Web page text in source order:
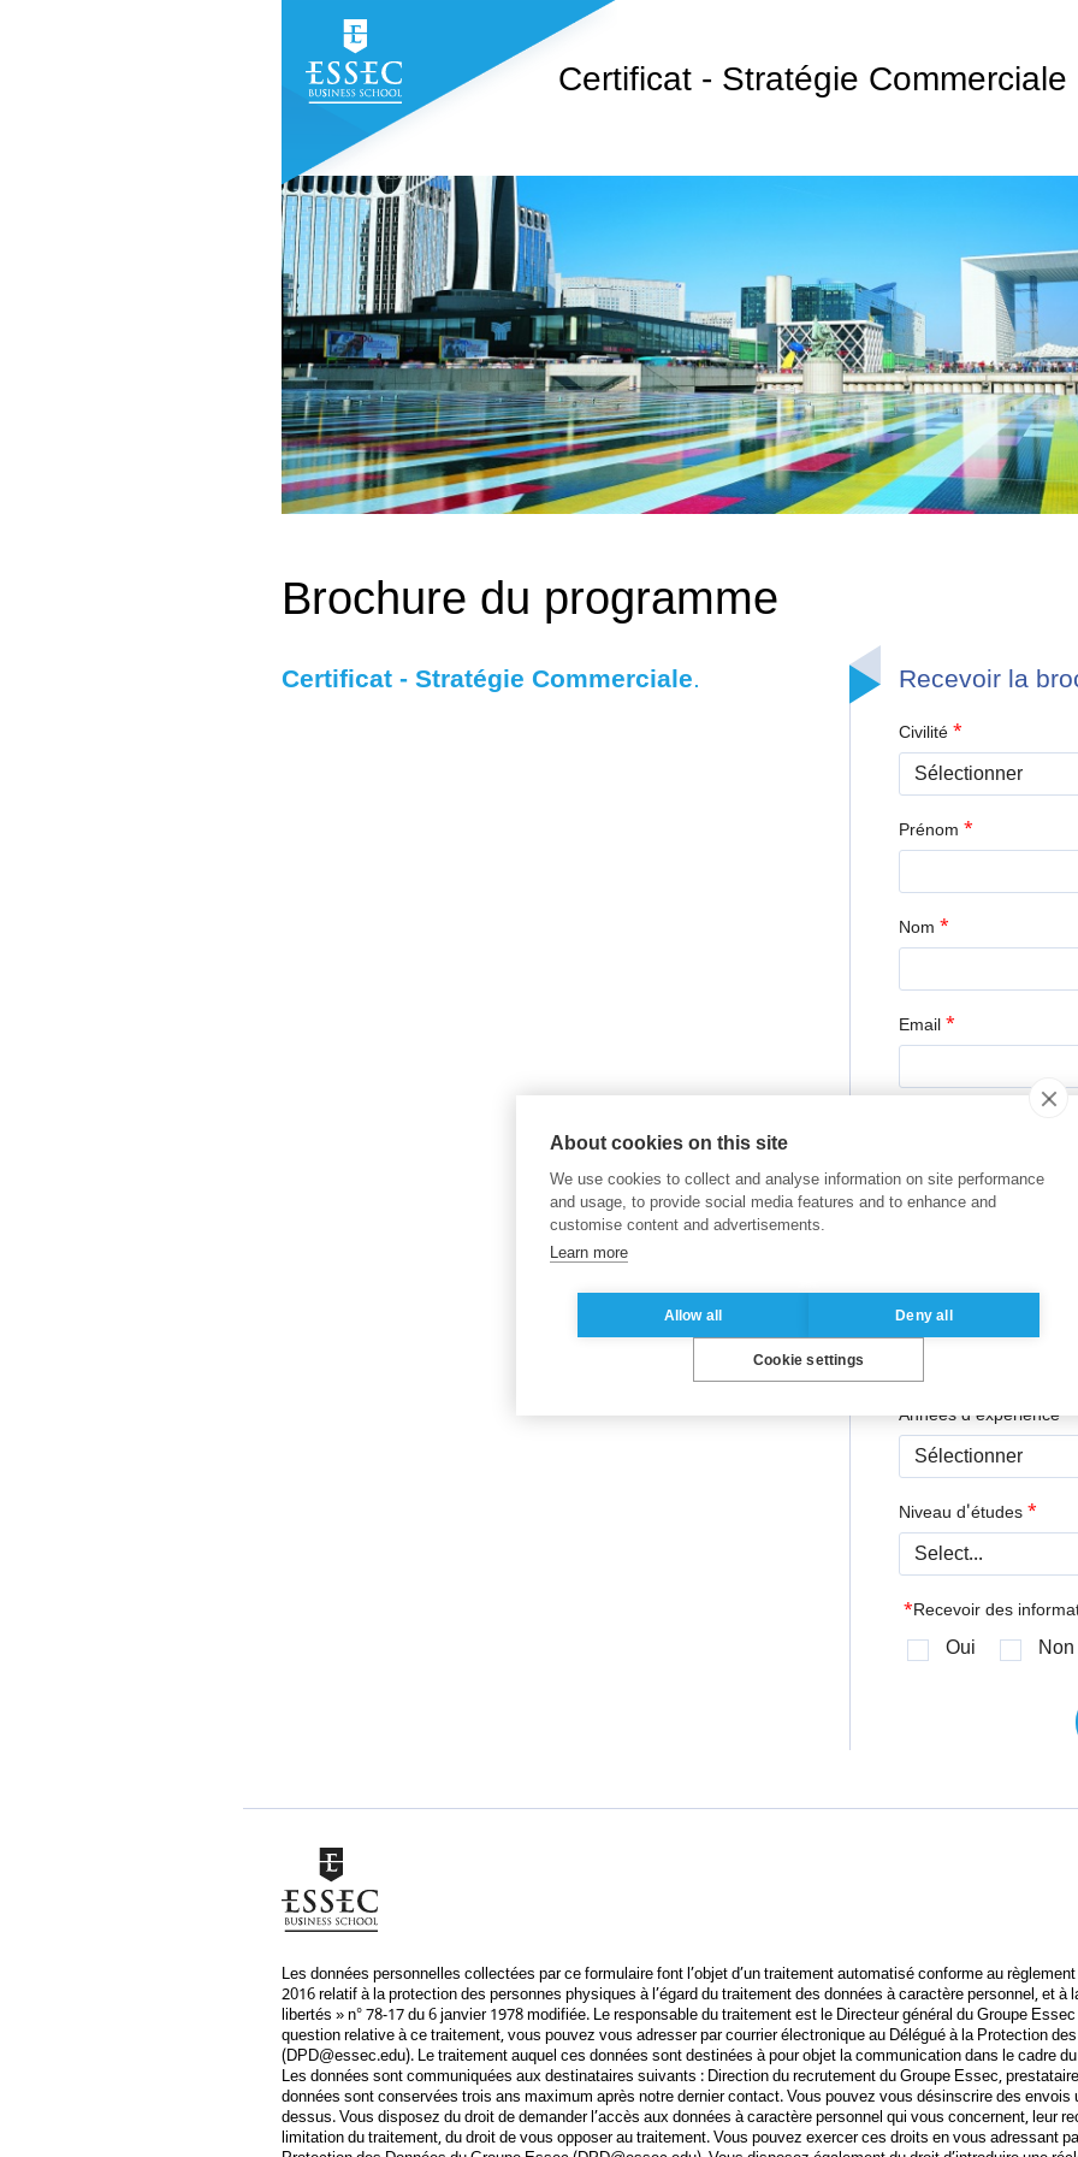
Certificat - Stratégie Commerciale
Brochure du programme
Certificat - Stratégie Commerciale. Recevoir la
*
Civilité
*
Prénom
*
Nom
*
Email
Fonction
*
Années d'expérience
*
Niveau d'études
*Recevoir des
Oui Non
Les données personnelles collectées par ce formulaire font l’objet d’un traitement automatisé conforme au
2016 relatif à la protection des personnes physiques à l’égard du traitement des données à caractère personnel, et à
libertés » n° 78-17 du 6 janvier 1978 modifiée. Le responsable du traitement est le Directeur général du Groupe Essec
question relative à ce traitement, vous pouvez vous adresser par courrier électronique au Délégué à la Protection
(DPD@essec.edu). Le traitement auquel ces données sont destinées à pour objet la communication dans le cadre
Les données sont communiquées aux destinataires suivants : Direction du recrutement du Groupe Essec,
données sont conservées trois ans maximum après notre dernier contact. Vous pouvez vous désinscrire des envois
dessus. Vous disposez du droit de demander l’accès aux données à caractère personnel qui vous concernent, leur
limitation du traitement, du droit de vous opposer au traitement. Vous pouvez exercer ces droits en vous adressant
About cookies on this site
We use cookies to collect and analyse information on site performance
and usage, to provide social media features and to enhance and
customise content and advertisements.
Learn more
Allow all Deny all
Cookie settings